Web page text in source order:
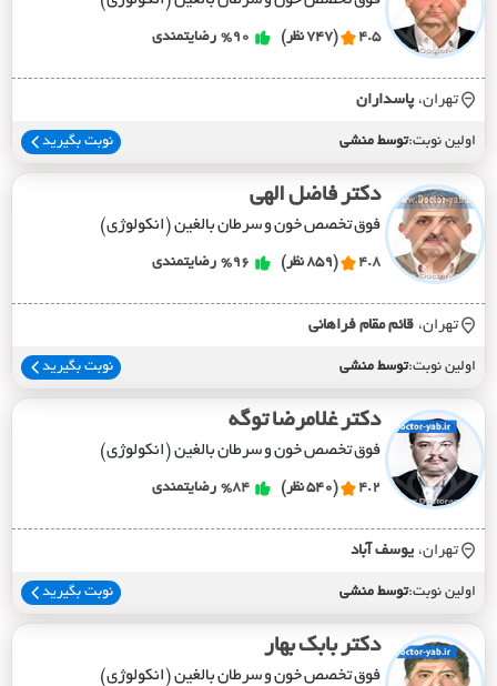
4.5 (747 نظر) %90 رضایتمندی
تهران، پاسداران
اولین نوبت:توسط منشی نوبت بگیرید
دکتر فاضل الهی
فوق تخصص خون و سرطان بالغین (انکولوژی)
4.8 (859 نظر) %96 رضایتمندی
تهران، قائم مقام فراهاني
اولین نوبت:توسط منشی نوبت بگیرید
دکتر غلامرضا توگه
فوق تخصص خون و سرطان بالغین (انکولوژی)
4.2 (540 نظر) %84 رضایتمندی
تهران، يوسف آباد
اولین نوبت:توسط منشی نوبت بگیرید
دکتر بابک بهار
فوق تخصص خون و سرطان بالغین (انکولوژی)